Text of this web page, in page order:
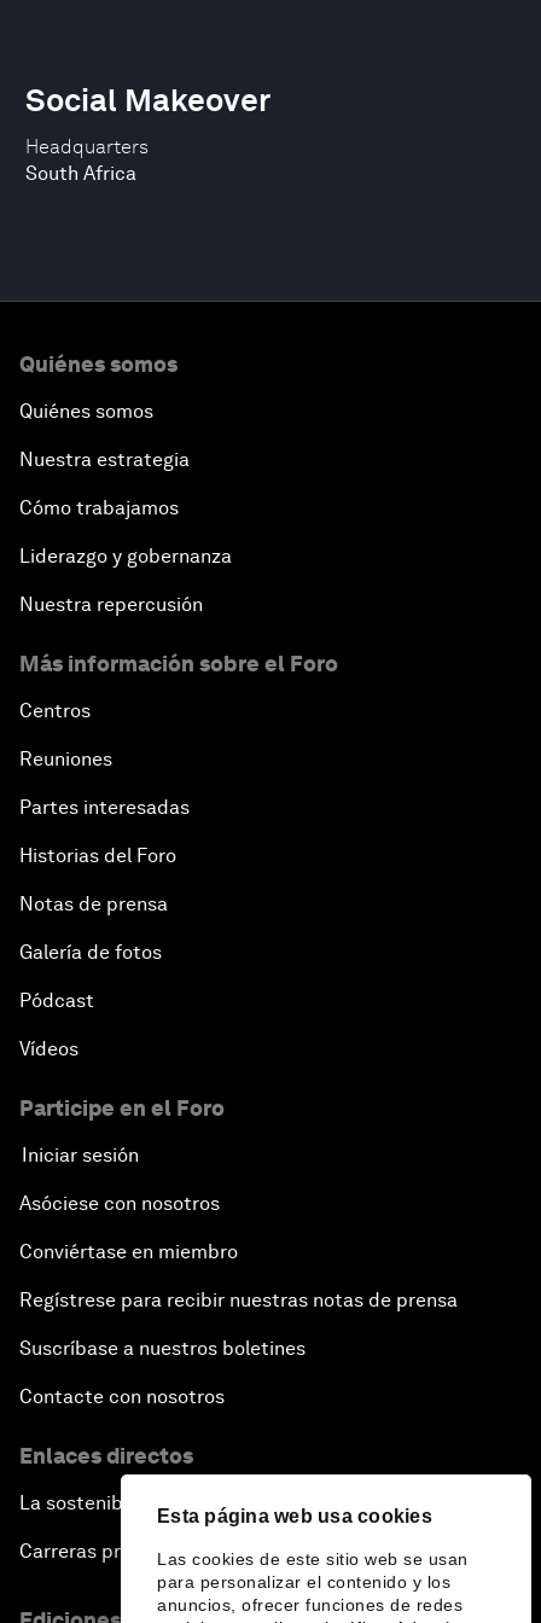
Esta página web usa cookies
Las cookies de este sitio web se usan
para personalizar el contenido y los
anuncios, ofrecer funciones de redes
Headquarters
South Africa
Social Makeover
Quiénes somos
Quiénes somos
Nuestra estrategia
Cómo trabajamos
Liderazgo y gobernanza
Nuestra repercusión
Más información sobre el Foro
Centros
Reuniones
Partes interesadas
Historias del Foro
Notas de prensa
Galería de fotos
Pódcast
Vídeos
Participe en el Foro
Iniciar sesión
Asóciese con nosotros
Conviértase en miembro
Regístrese para recibir nuestras notas de prensa
Suscríbase a nuestros boletines
Contacte con nosotros
Enlaces directos
La sostenibilidad en el Foro
Carreras profesionales